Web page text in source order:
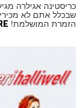
כריסטינה אגילרה
שבכלל אתם לא
הזמרת המושלמת!